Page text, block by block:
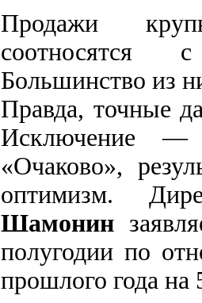
Продажи
соотносятся
Большинство из
Правда, точные
Исключение —
«Очаково»,
оптимизм.
Шамонин
полугодии по
прошлого года